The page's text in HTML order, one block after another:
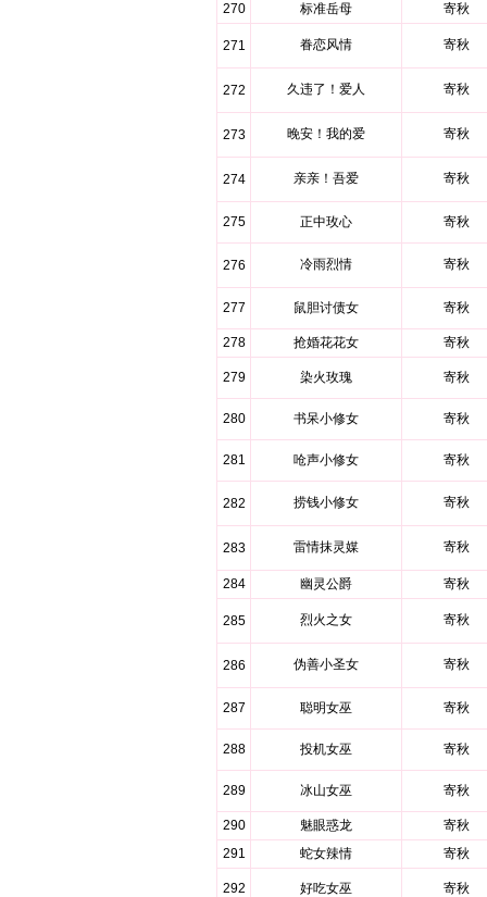
270
标准岳母 寄秋
271 眷恋风情 寄秋
272 久违了！爱人 寄秋
273 晚安！我的爱 寄秋
274 亲亲！吾爱 寄秋
275 正中玫心 寄秋
276 冷雨烈情 寄秋
277 鼠胆讨债女 寄秋
278 抢婚花花女 寄秋
279 染火玫瑰 寄秋
280 书呆小修女 寄秋
281 呛声小修女 寄秋
282 捞钱小修女 寄秋
283 雷情抹灵媒 寄秋
284 幽灵公爵 寄秋
285 烈火之女 寄秋
286 伪善小圣女 寄秋
287 聪明女巫 寄秋
288 投机女巫 寄秋
289 冰山女巫 寄秋
290 魅眼惑龙
寄秋
291
蛇女辣情 寄秋
292 好吃女巫 寄秋